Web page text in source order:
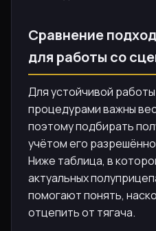
Сравнение
для работы со
Для устойчивой
процедурами важны
поэтому подбирать
учётом его
Ниже таблица, в
актуальных
помогают понять,
отцепить от тягача.